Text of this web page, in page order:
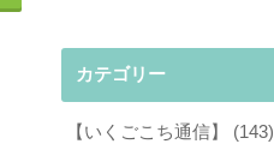
カテゴリー
【いくごこち通信】 (143)